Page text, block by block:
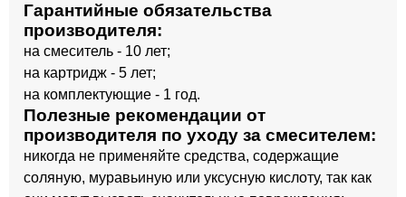
Гарантийные обязательства
производителя:
на смеситель - 10 лет;
на картридж - 5 лет;
на комплектующие - 1 год.
Полезные рекомендации от
производителя по уходу за смесителем:
никогда не применяйте средства, содержащие
соляную, муравьиную или уксусную кислоту, так как